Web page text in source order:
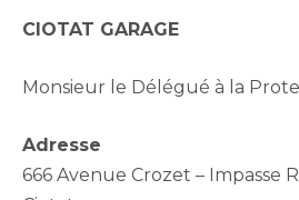
CIOTAT GARAGE
Monsieur le Délégué à la
Adresse
666 Avenue Crozet – Impasse